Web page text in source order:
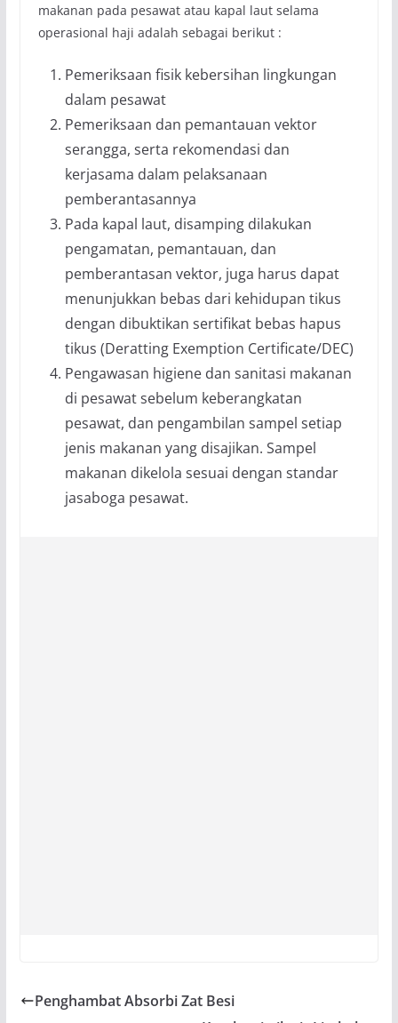
makanan pada pesawat atau kapal laut selama
operasional haji adalah sebagai berikut :
Pemeriksaan fisik kebersihan lingkungan
dalam pesawat
Pemeriksaan dan pemantauan vektor
serangga, serta rekomendasi dan
kerjasama dalam pelaksanaan
pemberantasannya
Pada kapal laut, disamping dilakukan
pengamatan, pemantauan, dan
pemberantasan vektor, juga harus dapat
menunjukkan bebas dari kehidupan tikus
dengan dibuktikan sertifikat bebas hapus
tikus (Deratting Exemption Certificate/DEC)
Pengawasan higiene dan sanitasi makanan
di pesawat sebelum keberangkatan
pesawat, dan pengambilan sampel setiap
jenis makanan yang disajikan. Sampel
makanan dikelola sesuai dengan standar
jasaboga pesawat.
Penghambat Absorbi Zat Besi